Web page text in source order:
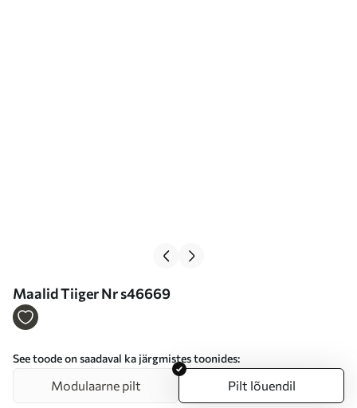
Maalid Tiiger Nr s46669
See toode on saadaval ka järgmistes toonides:
Modulaarne pilt Pilt lõuendil